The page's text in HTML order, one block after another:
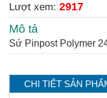
Lượt xem: 2917
Mô tả
Sứ Pinpost Polymer
CHI TIẾT SẢN